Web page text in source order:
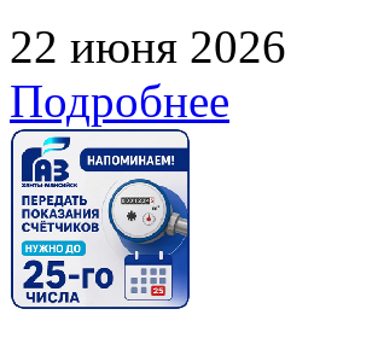
22 июня 2026
Подробнее